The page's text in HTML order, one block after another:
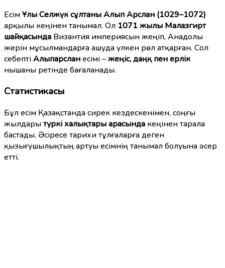
ЕсімҰлы Селжүк сұлтаны Алып Арслан (1029–1072)
арқылы кеңінен танымал. Ол 1071 жылы Малазгирт
шайқасында Византия империясын жеңіп, Анадолы
жерін мұсылмандарға ашуда үлкен рөл атқарған. Сол
себептіАлыпарсланесімі –жеңіс, даңқ пен ерлік
нышаны ретінде бағаланады.
Статистикасы
Бұл есім Қазақстанда сирек кездескенімен, соңғы
жылдарытүркі халықтары арасында кеңінен тарала
бастады. Әсіресе тарихи тұлғаларға деген
қызығушылықтың артуы есімнің танымал болуына әсер
етті.